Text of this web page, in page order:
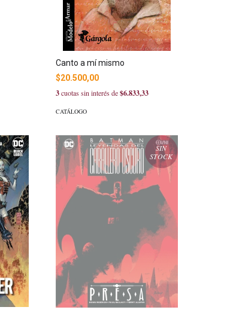
Canto a mí mismo
$20.500,00
3cuotas sin interés de$6.833,33
CATÁLOGO
SIN
STOCK